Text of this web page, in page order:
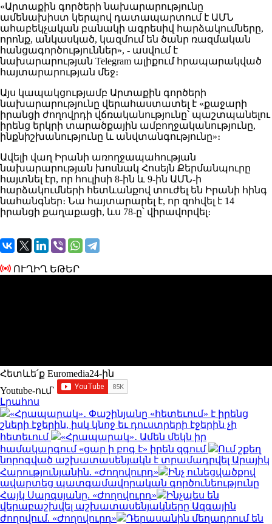
«Արտաքին գործերի նախարարությունը
ամենախիստ կերպով դատապարտում է ԱՄՆ
ահաբեկչական բանակի ագրեսիվ հարձակումները,
որոնք, անկասկած, կազմում են ծանր ռազմական
հանցագործություններ», - ասվում է
նախարարության Telegram ալիքում հրապարակված
հայտարարության մեջ։
Այս կապակցությամբ Արտաքին գործերի
նախարարությունը վերահաստատել է «քաջարի
իրանցի ժողովրդի վճռականությունը՝ պաշտպանելու
իրենց երկրի տարածքային ամբողջականությունը,
ինքնիշխանությունը և անվտանգությունը»։
Ավելի վաղ Իրանի առողջապահության
նախարարության խոսնակ Հոսեյն Քերմանպուրը
հայտնել էր, որ հուլիսի 8-ին և 9-ին ԱՄՆ-ի
հարձակումների հետևանքով տուժել են Իրանի հինգ
նահանգներ։ Նա հայտարարել է, որ զոհվել է 14
իրանցի քաղաքացի, ևս 78-ը՝ վիրավորվել։
ՈՒՂԻՂ ԵԹԵՐ
Հետևե՛ք Euromedia24-ին
Youtube-ում`
Լրահոս
«Հրապարակ»․ Փաշինյանը «հետեւում» է իրենց
շների էջերին, իսկ կնոջ եւ դուստրերի էջերին չի
հետեւում
«Հրապարակ»․ Ամեն մեկն իր
համակարգում «ցար ի բոգ է» իրեն զգում
Ում շքեղ
նորոգված աշխատասենյակն է տրամադրվել Արայիկ
Հարությունյանին. «Ժողովուրդ»
Ինչ ունեցվածքով
ավարտեց պատգամավորական գործունեությունը
Հայկ Սարգսյանը. «Ժողովուրդ»
Ինչպես են
վերաբաշխվել աշխատասենյակները Ազգային
ժողովում. «Ժողովուրդ»
Դերասանին մեղադրում են